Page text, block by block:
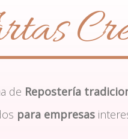
de Repostería
para empresas